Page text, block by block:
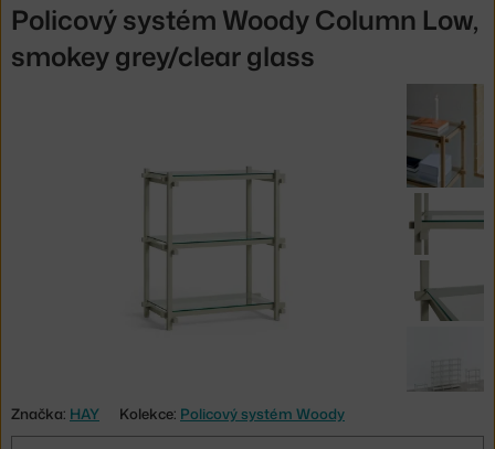
Policový systém Woody Column Low,
smokey grey/clear glass
Značka: HAY Kolekce: Policový systém Woody